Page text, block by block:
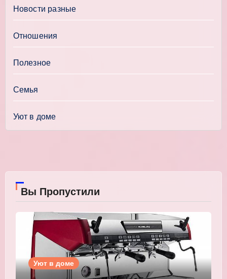
Новости разные
Отношения
Полезное
Семья
Уют в доме
Вы Пропустили
Уют в доме